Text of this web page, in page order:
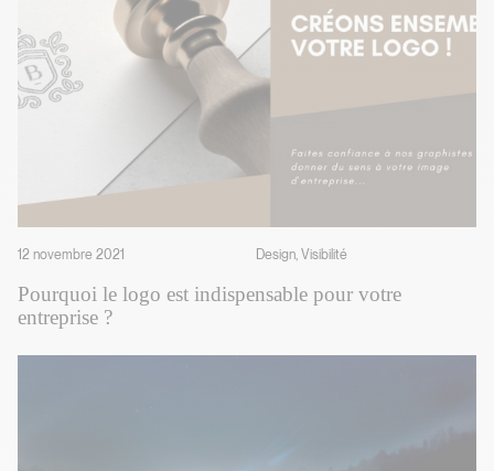
12 novembre 2021 Design, Visibilité
Pourquoi le logo est indispensable pour votre
entreprise ?